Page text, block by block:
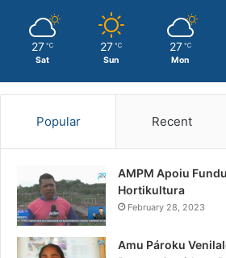
27 ℃
Sat
27 ℃
Sun
27 ℃
Mon
Popular Recent
AMPM Apoiu
Hortikultura
February 28, 2023
Amu Pároku